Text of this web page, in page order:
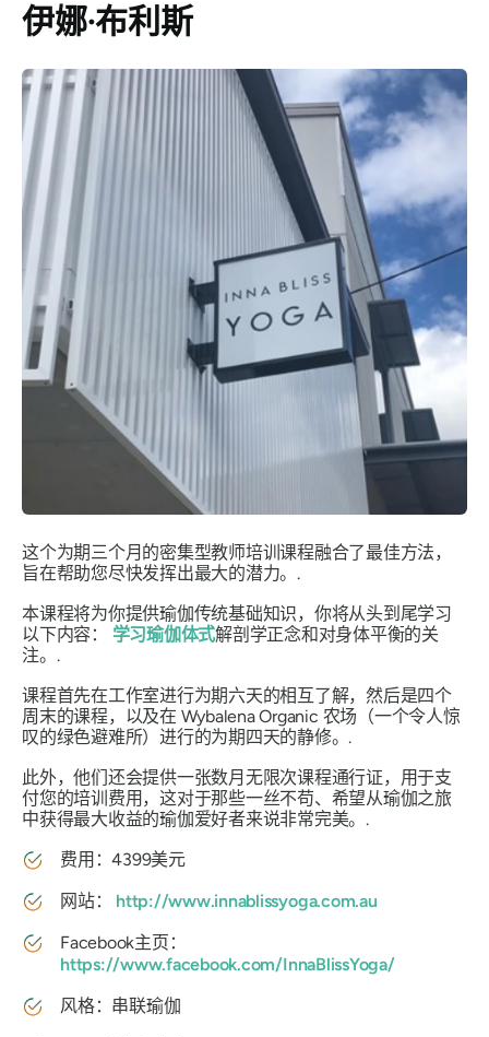
伊娜·布利斯
这个为期三个月的密集型教师培训课程融合了最佳方法，
旨在帮助您尽快发挥出最大的潜力。.
本课程将为你提供瑜伽传统基础知识，你将从头到尾学习
以下内容： 学习瑜伽体式解剖学正念和对身体平衡的关
注。.
课程首先在工作室进行为期六天的相互了解，然后是四个
周末的课程，以及在 Wybalena Organic 农场（一个令人惊
叹的绿色避难所）进行的为期四天的静修。.
此外，他们还会提供一张数月无限次课程通行证，用于支
付您的培训费用，这对于那些一丝不苟、希望从瑜伽之旅
中获得最大收益的瑜伽爱好者来说非常完美。.
费用：4399美元
网站： http://www.innablissyoga.com.au
Facebook主页：
https://www.facebook.com/InnaBlissYoga/
风格：串联瑜伽